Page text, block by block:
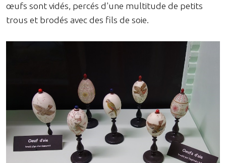
œufs sont vidés, percés d'une multitude de petits
trous et brodés avec des fils de soie.